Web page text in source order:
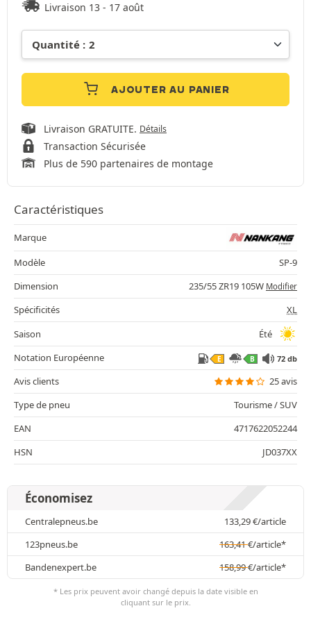
Livraison 13 - 17 août
AJOUTER AU PANIER
Livraison GRATUITE. Détails
Transaction Sécurisée
Plus de 590 partenaires de montage
Caractéristiques
Marque
Modèle
SP-9
Dimension
235/55 ZR19 105W Modifier
Spécificités
XL
Saison
Été
Notation Européenne
E B 72 db
Avis clients
25 avis
Type de pneu
Tourisme / SUV
EAN
4717622052244
HSN
JD037XX
Économisez
Centralepneus.be 133,29€/article
123pneus.be
163,41€/article*
Bandenexpert.be
158,99€/article*
* Les prix peuvent avoir changé depuis la date visible en
cliquant sur le prix.